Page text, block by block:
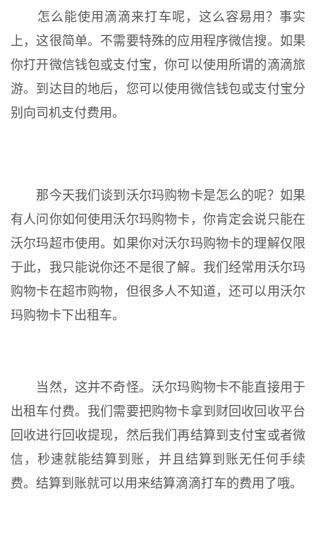
怎么能使用滴滴来打车呢，这么容易用？事实
上，这很简单。不需要特殊的应用程序微信搜。如果
你打开微信钱包或支付宝，你可以使用所谓的滴滴旅
游。到达目的地后，您可以使用微信钱包或支付宝分
别向司机支付费用。
那今天我们谈到沃尔玛购物卡是怎么的呢？如果
有人问你如何使用沃尔玛购物卡，你肯定会说只能在
沃尔玛超市使用。如果你对沃尔玛购物卡的理解仅限
于此，我只能说你还不是很了解。我们经常用沃尔玛
购物卡在超市购物，但很多人不知道，还可以用沃尔
玛购物卡下出租车。
当然，这并不奇怪。沃尔玛购物卡不能直接用于
出租车付费。我们需要把购物卡拿到财回收回收平台
回收进行回收提现，然后我们再结算到支付宝或者微
信，秒速就能结算到账，并且结算到账无任何手续
费。结算到账就可以用来结算滴滴打车的费用了哦。